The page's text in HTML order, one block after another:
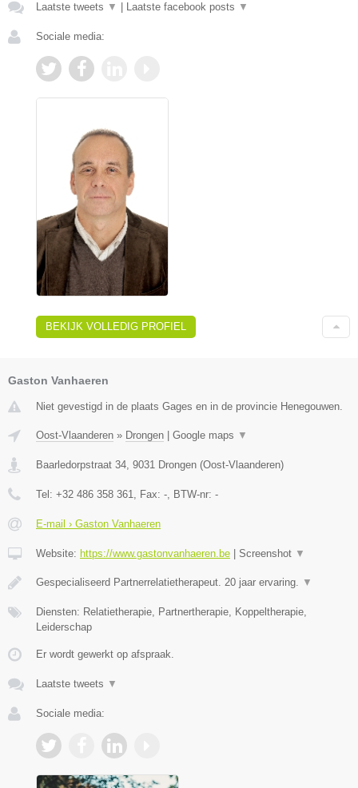
Laatste tweets ▼ Laatste facebook posts ▼
Sociale media:
BEKIJK VOLLEDIG PROFIEL
Gaston Vanhaeren
Niet gevestigd in de plaats Gages en in de provincie Henegouwen.
Oost-Vlaanderen » Drongen Google maps ▼
Baarledorpstraat 34, 9031 Drongen (Oost-Vlaanderen)
Tel: +32 486 358 361, Fax: -, BTW-nr: -
E-mail › Gaston Vanhaeren
Website: https://www.gastonvanhaeren.be Screenshot ▼
Gespecialiseerd Partnerrelatietherapeut. 20 jaar ervaring. ▼
Diensten: Relatietherapie, Partnertherapie, Koppeltherapie,
Leiderschap
Er wordt gewerkt op afspraak.
Laatste tweets ▼
Sociale media: